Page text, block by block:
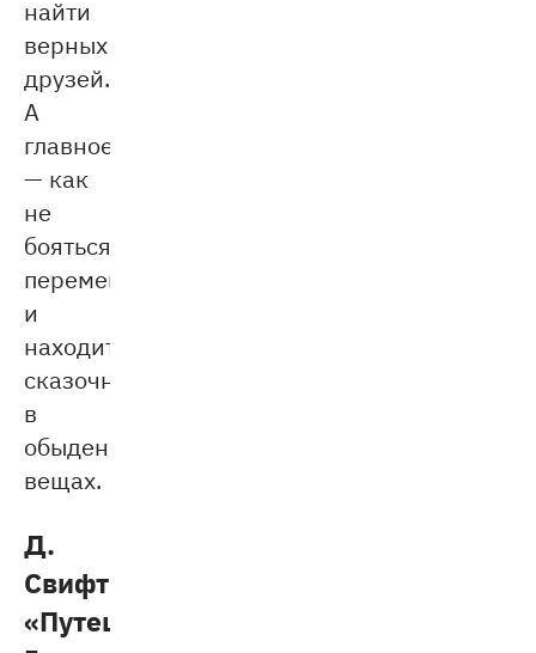
найти
верных
друзей.
А
главное
— как
не
бояться
перемен
и
находить
сказочное
в
обыденных
вещах.
Д.
Свифт
«Путешествие